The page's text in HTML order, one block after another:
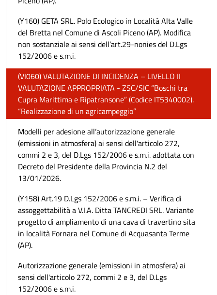
(Y160) GETA SRL. Polo Ecologico in Località Alta Valle
del Bretta nel Comune di Ascoli Piceno (AP). Modifica
non sostanziale ai sensi dell’art.29-nonies del D.Lgs
152/2006 e s.m.i.
(VI060) VALUTAZIONE DI INCIDENZA – LIVELLO II
VALUTAZIONE APPROPRIATA - ZSC/SIC “Boschi tra
Cupra Marittima e Ripatransone” (Codice IT5340002).
“Realizzazione di un agricampeggio”
Modelli per adesione all’autorizzazione generale
(emissioni in atmosfera) ai sensi dell'articolo 272,
commi 2 e 3, del D.Lgs 152/2006 e s.m.i. adottata con
Decreto del Presidente della Provincia N.2 del
13/01/2026.
(Y158) Art.19 D.Lgs 152/2006 e s.m.i. – Verifica di
assoggettabilità a V.I.A. Ditta TANCREDI SRL. Variante
progetto di ampliamento di una cava di travertino sita
in località Fornara nel Comune di Acquasanta Terme
(AP).
Autorizzazione generale (emissioni in atmosfera) ai
sensi dell'articolo 272, commi 2 e 3, del D.Lgs
152/2006 e s.m.i.